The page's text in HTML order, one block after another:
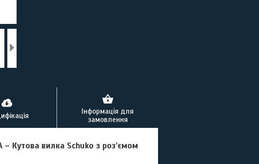
Інформація для
замовлення
– Кутова вилка Schuko з роз’ємом